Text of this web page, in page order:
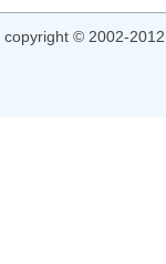
copyright © 2002-2012